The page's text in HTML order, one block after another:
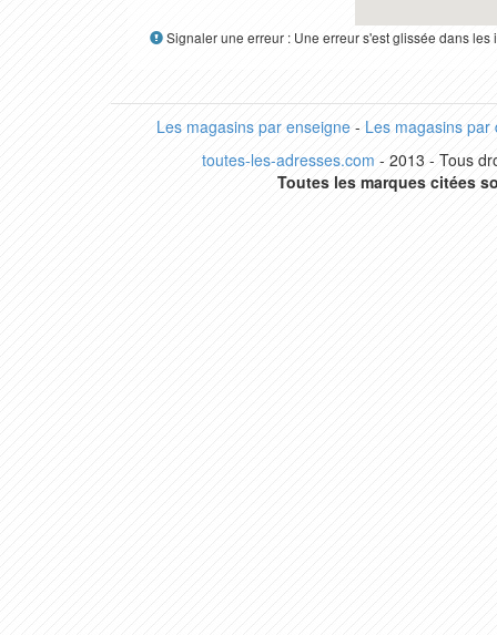
Signaler une erreur : Une erreur s'est glissée dans
Les magasins par enseigne- Les magasins par
toutes-les-adresses.com - 2013 - Tous
Toutes les marques citées